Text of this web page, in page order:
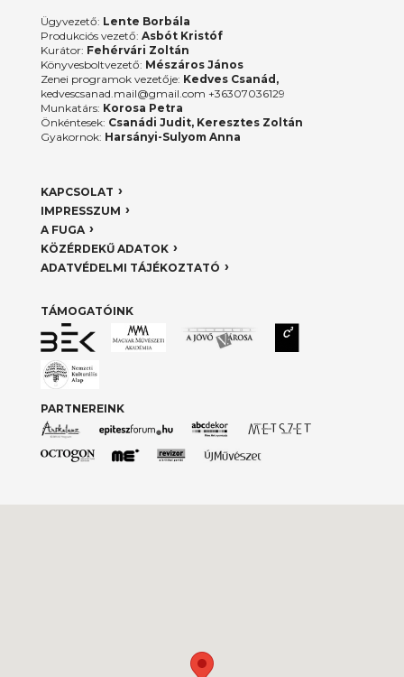
Ügyvezető: Lente Borbála
Produkciós vezető: Asbót Kristóf
Kurátor: Fehérvári Zoltán
Könyvesboltvezető: Mészáros János
Zenei programok vezetője: Kedves Csanád,
kedvescsanad.mail@gmail.com +36307036129
Munkatárs: Korosa Petra
Önkéntesek: Csanádi Judit, Keresztes Zoltán
Gyakornok: Harsányi-Sulyom Anna
KAPCSOLAT
IMPRESSZUM
A FUGA
KÖZÉRDEKŰ ADATOK
ADATVÉDELMI TÁJÉKOZTATÓ
TÁMOGATÓINK
PARTNEREINK